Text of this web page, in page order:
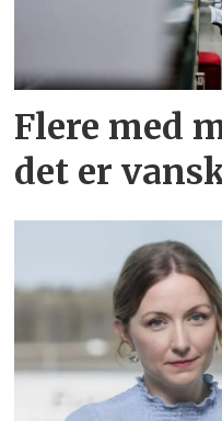
Flere med
det er